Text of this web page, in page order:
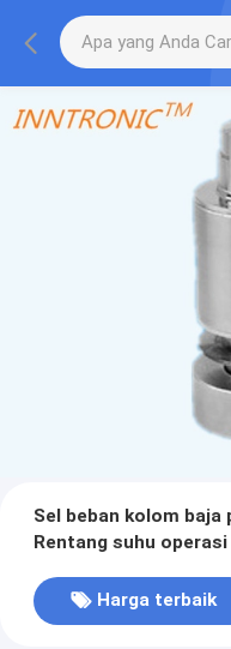
Sel beban kolom baja
Rentang suhu
Harga terbaik